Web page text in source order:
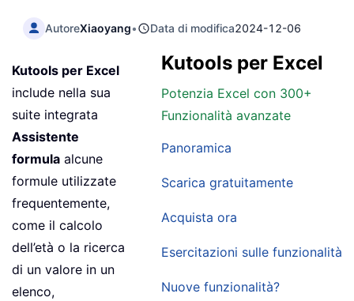
AutoreXiaoyang• Data di modifica2024-12-06
Kutools per Excel
Potenzia Excel con 300+
Funzionalità avanzate
Panoramica
Scarica gratuitamente
Acquista ora
Esercitazioni sulle funzionalità
Nuove funzionalità?
Kutools per Excel
include nella sua
suite integrata
Assistente
formula alcune
formule utilizzate
frequentemente,
come il calcolo
dell’età o la ricerca
di un valore in un
elenco,